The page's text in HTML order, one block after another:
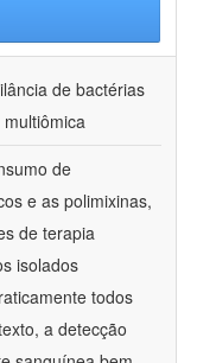
de bactérias
de
e as polimixinas,
de terapia
isolados
todos
a detecção